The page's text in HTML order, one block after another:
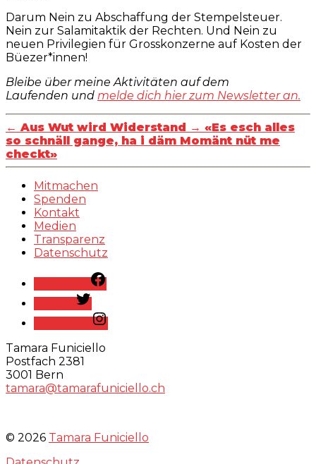
Darum Nein zu Abschaffung der Stempelsteuer.
Nein zur Salamitaktik der Rechten. Und Nein zu
neuen Privilegien für Grosskonzerne auf Kosten der
Büezer*innen!
Bleibe über meine Aktivitäten auf dem
Laufenden und melde dich hier zum Newsletter an.
← Aus Wut wird Widerstand → «Es esch alles
so schnäll gange, ha i däm Momänt nüt me
checkt»
Mitmachen
Spenden
Kontakt
Medien
Transparenz
Datenschutz
Tamara Funiciello
Postfach 2381
3001 Bern
tamara@tamarafuniciello.ch
© 2026 Tamara Funiciello